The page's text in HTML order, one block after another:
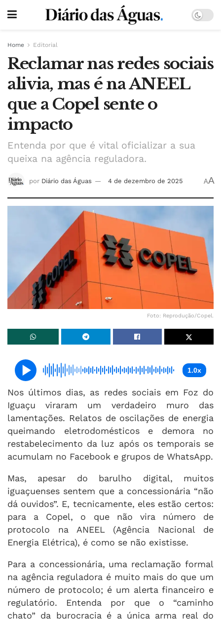
Home Editorial
Reclamar nas redes sociais
alivia, mas é na ANEEL
que a Copel sente o
impacto
Entenda por que é vital oficializar a sua
queixa na agência reguladora.
por Diário das Águas 4 de dezembro de 2025 AA
Foto: Reprodução/Copel.
1.0x
Nos últimos dias, as redes sociais em Foz do
Iguaçu viraram um verdadeiro muro das
lamentações. Relatos de oscilações de energia
queimando eletrodomésticos e demora no
restabelecimento da luz após os temporais se
acumulam no Facebook e grupos de WhatsApp.
Mas, apesar do barulho digital, muitos
iguaçuenses sentem que a concessionária “não
dá ouvidos”. E, tecnicamente, eles estão certos:
para a Copel, o que não vira número de
protocolo na ANEEL (Agência Nacional de
Energia Elétrica), é como se não existisse.
Para a concessionária, uma reclamação formal
na agência reguladora é muito mais do que um
número de protocolo; é um alerta financeiro e
regulatório. Entenda por que o “caminho
chato” da burocracia é a única arma real do